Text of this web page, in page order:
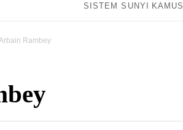
SISTEM SUNYI KAMUS
Rambey